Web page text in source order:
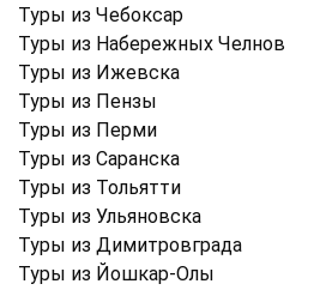
Туры из Чебоксар
Туры из Набережных Челнов
Туры из Ижевска
Туры из Пензы
Туры из Перми
Туры из Саранска
Туры из Тольятти
Туры из Ульяновска
Туры из Димитровграда
Туры из Йошкар-Олы